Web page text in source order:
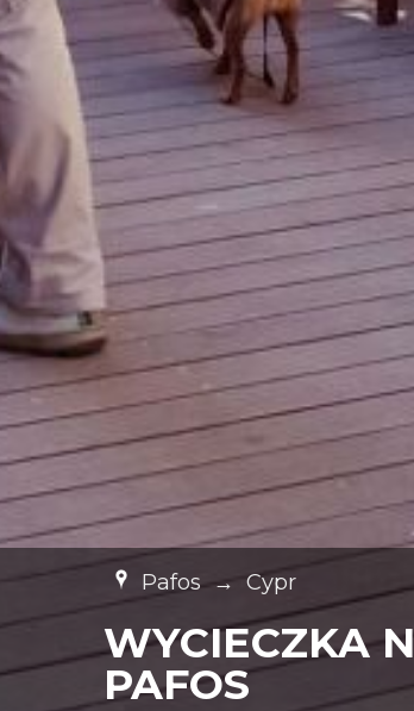
Pafos → Cypr
WYCIECZKA
PAFOS